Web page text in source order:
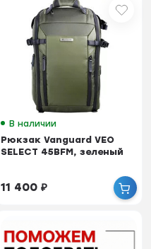
В наличии
Рюкзак Vanguard VEO
SELECT 45BFM, зеленый
11 400₽